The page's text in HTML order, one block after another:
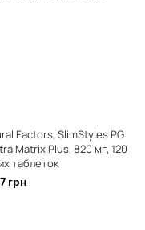
Factors, SlimStyles PG
Matrix Plus, 820 мг, 120
таблеток
грн